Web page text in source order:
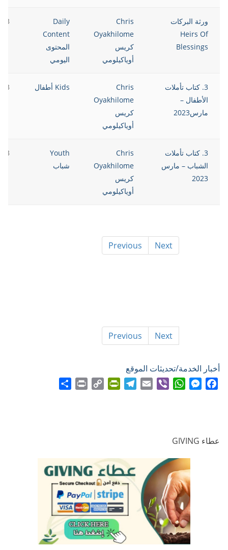
ورثة البركات
Heirs Of
Blessings
Chris
Oyakhilome
كريس
أوياكيلومي
Daily
Content
المحتوى
اليومي
3. كتاب تأملات
الأطفال –
مارس2023
Chris
Oyakhilome
كريس
أوياكيلومي
Kids أطفال
3. كتاب تأملات
الشباب – مارس
2023
Chris
Oyakhilome
كريس
أوياكيلومي
Youth
شباب
Previous Next
Previous Next
أخبار الخدمة/تحديثات الموقع
عطاء GIVING